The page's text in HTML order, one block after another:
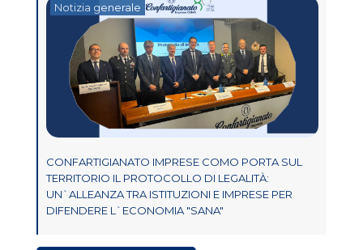
Notizia generale
CONFARTIGIANATO IMPRESE COMO PORTA SUL
TERRITORIO IL PROTOCOLLO DI LEGALITÀ:
UN`ALLEANZA TRA ISTITUZIONI E IMPRESE PER
DIFENDERE L`ECONOMIA "SANA"